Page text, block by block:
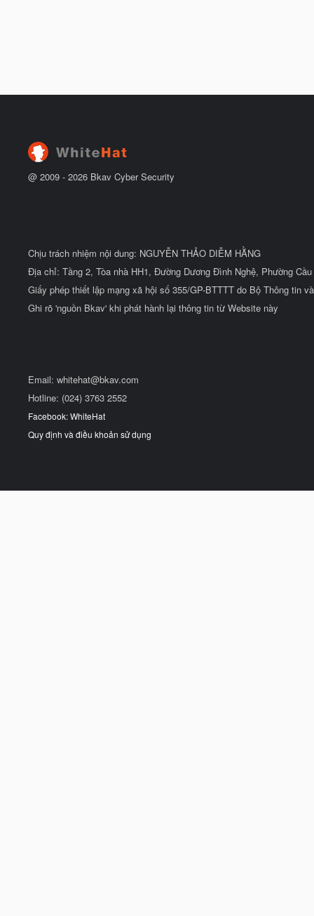
@ 2009 - 2026 Bkav Cyber Security
Chịu trách nhiệm nội dung: NGUYỄN THẢO DIỄM HẰNG
Địa chỉ: Tầng 2, Tòa nhà HH1, Đường Dương Đình Nghệ, Phường
Giấy phép thiết lập mạng xã hội số 355/GP-BTTTT do Bộ Thông tin
Ghi rõ 'nguồn Bkav' khi phát hành lại thông tin từ Website này
Email: whitehat@bkav.com
Hotline: (024) 3763 2552
Facebook: WhiteHat
Quy định và điều khoản sử dụng